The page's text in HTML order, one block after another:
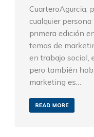
CuarteroAgurcia,
cualquier
primera edición
temas de
en trabajo social,
pero también
marketing es…
READ MORE